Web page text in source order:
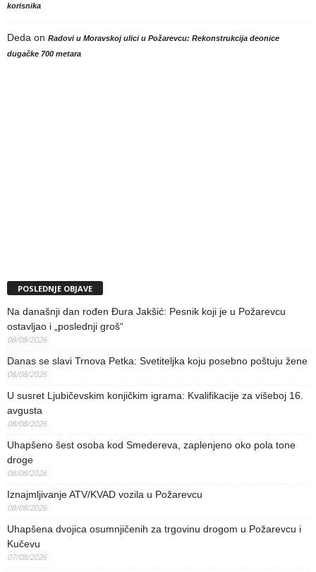
korisnika
Deda on Radovi u Moravskoj ulici u Požarevcu: Rekonstrukcija deonice
dugačke 700 metara
POSLEDNJE OBJAVE
Na današnji dan rođen Đura Jakšić: Pesnik koji je u Požarevcu
ostavljao i „poslednji groš“
08/08/2026
Danas se slavi Trnova Petka: Svetiteljka koju posebno poštuju žene
08/08/2026
U susret Ljubičevskim konjičkim igrama: Kvalifikacije za višeboj 16.
avgusta
08/08/2026
Uhapšeno šest osoba kod Smedereva, zaplenjeno oko pola tone
droge
08/08/2026
Iznajmljivanje ATV/KVAD vozila u Požarevcu
08/08/2026
Uhapšena dvojica osumnjičenih za trgovinu drogom u Požarevcu i
Kučevu
07/08/2026